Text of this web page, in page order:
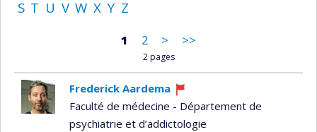
S T U V W X Y Z
1 2 > >>
2 pages
Frederick Aardema
Currently
recruiting
Faculté de médecine - Département de
psychiatrie et d’addictologie